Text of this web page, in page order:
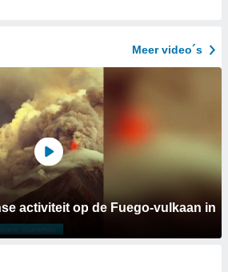
Meer video´s
activiteit op de Fuego-vulkaan in